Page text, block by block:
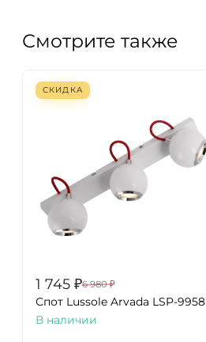
Смотрите также
СКИДКА
1 745 ₽6 980 ₽
Спот Lussole Arvada LSP-9958
В наличии